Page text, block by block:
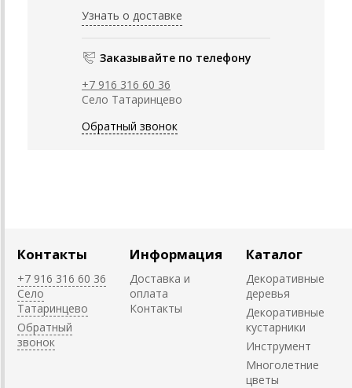
Узнать о доставке
Заказывайте по телефону
+7 916 316 60 36
Село Татаринцево
Обратный звонок
Контакты
+7 916 316 60 36
Село
Татаринцево
Обратный
звонок
Информация
Доставка и
оплата
Контакты
Каталог
Декоративные
деревья
Декоративные
кустарники
Инструмент
Многолетние
цветы